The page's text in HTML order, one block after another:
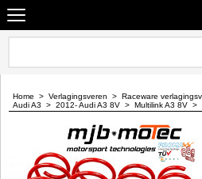
Home > Verlagingsveren > Raceware
Audi A3 > 2012- Audi A3 8V > Multilink A3 8V >